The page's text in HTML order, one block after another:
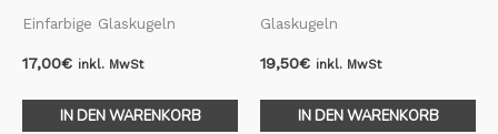
Einfarbige Glaskugeln
17,00€ inkl. MwSt
IN DEN WARENKORB
Glaskugeln
19,50€ inkl. MwSt
IN DEN WARENKORB